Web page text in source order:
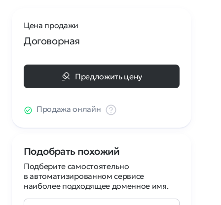
Цена продажи
Договорная
Предложить цену
Продажа онлайн
Подобрать похожий
Подберите самостоятельно
в автоматизированном сервисе
наиболее подходящее доменное имя.